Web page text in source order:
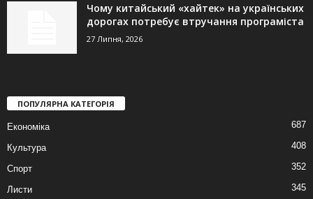
Чому китайський «хайтек» на українських
дорогах потребує втручання програміста
27 Липня, 2026
ПОПУЛЯРНА КАТЕГОРІЯ
Економіка 687
Культура 408
Спорт 352
Листи 345